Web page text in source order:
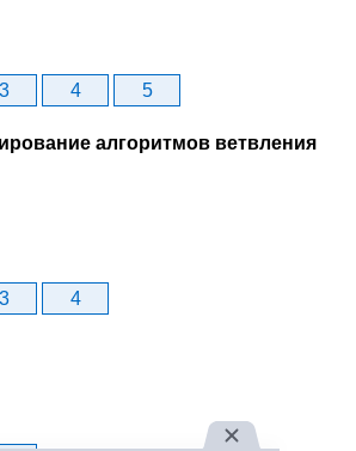
3 4 5
алгоритмов ветвления
3 4